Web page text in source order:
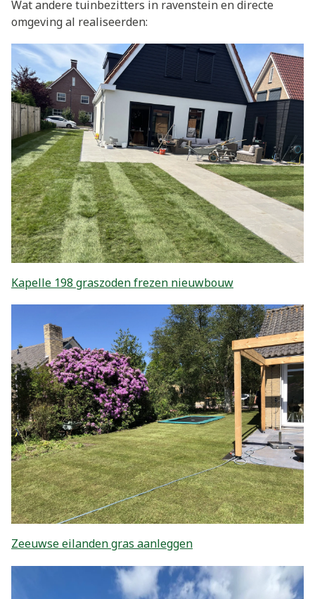
Wat andere tuinbezitters in ravenstein en directe
omgeving al realiseerden:
Kapelle 198 graszoden frezen nieuwbouw
Zeeuwse eilanden gras aanleggen